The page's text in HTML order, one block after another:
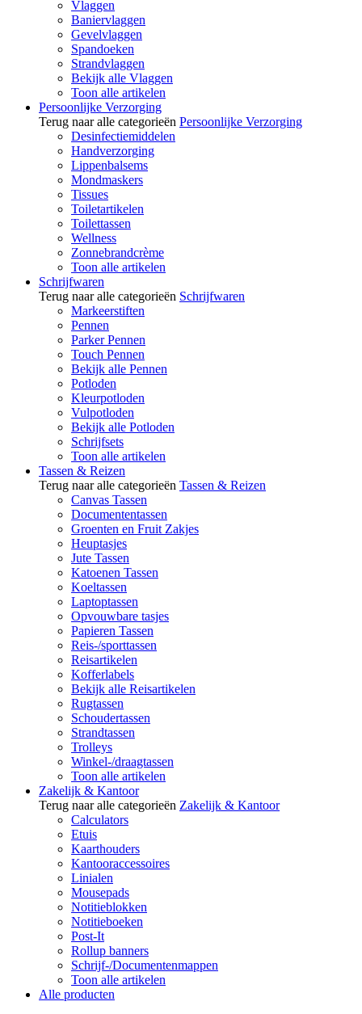
Vlaggen
Baniervlaggen
Gevelvlaggen
Spandoeken
Strandvlaggen
Bekijk alle Vlaggen
Toon alle artikelen
Persoonlijke Verzorging
Terug naar alle categorieën Persoonlijke Verzorging
Desinfectiemiddelen
Handverzorging
Lippenbalsems
Mondmaskers
Tissues
Toiletartikelen
Toilettassen
Wellness
Zonnebrandcrème
Toon alle artikelen
Schrijfwaren
Terug naar alle categorieën Schrijfwaren
Markeerstiften
Pennen
Parker Pennen
Touch Pennen
Bekijk alle Pennen
Potloden
Kleurpotloden
Vulpotloden
Bekijk alle Potloden
Schrijfsets
Toon alle artikelen
Tassen & Reizen
Terug naar alle categorieën Tassen & Reizen
Canvas Tassen
Documententassen
Groenten en Fruit Zakjes
Heuptasjes
Jute Tassen
Katoenen Tassen
Koeltassen
Laptoptassen
Opvouwbare tasjes
Papieren Tassen
Reis-/sporttassen
Reisartikelen
Kofferlabels
Bekijk alle Reisartikelen
Rugtassen
Schoudertassen
Strandtassen
Trolleys
Winkel-/draagtassen
Toon alle artikelen
Zakelijk & Kantoor
Terug naar alle categorieën Zakelijk & Kantoor
Calculators
Etuis
Kaarthouders
Kantooraccessoires
Linialen
Mousepads
Notitieblokken
Notitieboeken
Post-It
Rollup banners
Schrijf-/Documentenmappen
Toon alle artikelen
Alle producten